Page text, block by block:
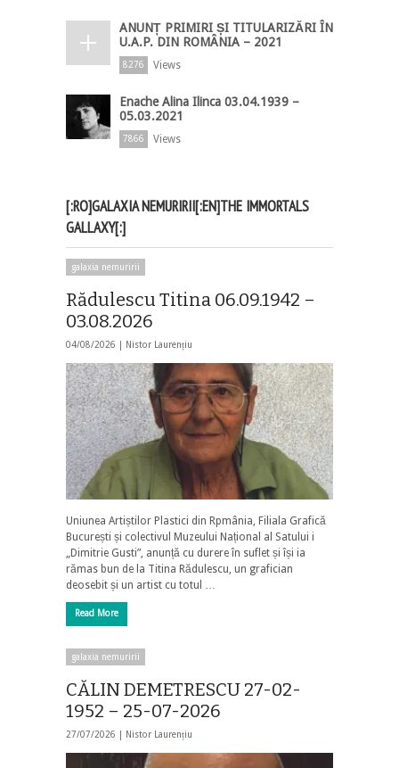
ANUNȚ PRIMIRI ȘI TITULARIZĂRI ÎN
U.A.P. DIN ROMÂNIA – 2021
8276 Views
Enache Alina Ilinca 03.04.1939 –
05.03.2021
7866 Views
[:RO]GALAXIA NEMURIRII[:EN]THE IMMORTALS
GALLAXY[:]
galaxia nemuririi
Rădulescu Titina 06.09.1942 –
03.08.2026
04/08/2026 | Nistor Laurențiu
Uniunea Artiștilor Plastici din Rpmânia, Filiala Grafică
București și colectivul Muzeului Național al Satului i
„Dimitrie Gusti”, anunță cu durere în suflet și își ia
rămas bun de la Titina Rădulescu, un grafician
deosebit și un artist cu totul …
Read More
galaxia nemuririi
CĂLIN DEMETRESCU 27-02-
1952 – 25-07-2026
27/07/2026 | Nistor Laurențiu